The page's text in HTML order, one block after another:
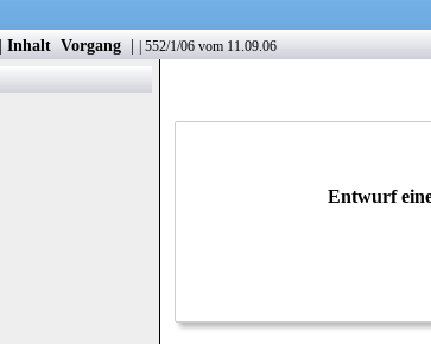
| Inhalt Vorgang | 552/1/06 vom 11.09.06
Entwurf